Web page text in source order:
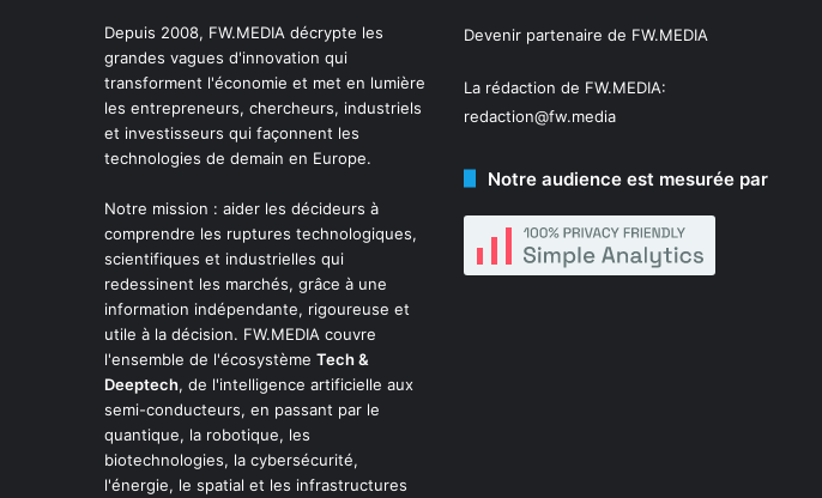
Depuis 2008, FW.MEDIA décrypte les
grandes vagues d'innovation qui
transforment l'économie et met en lumière
les entrepreneurs, chercheurs, industriels
et investisseurs qui façonnent les
technologies de demain en Europe.
Notre mission : aider les décideurs à
comprendre les ruptures technologiques,
scientifiques et industrielles qui
redessinent les marchés, grâce à une
information indépendante, rigoureuse et
utile à la décision. FW.MEDIA couvre
l'ensemble de l'écosystème Tech &
Deeptech, de l'intelligence artificielle aux
semi-conducteurs, en passant par le
quantique, la robotique, les
biotechnologies, la cybersécurité,
l'énergie, le spatial et les infrastructures
Devenir partenaire de FW.MEDIA
La rédaction de FW.MEDIA:
redaction@fw.media
Notre audience est mesurée par